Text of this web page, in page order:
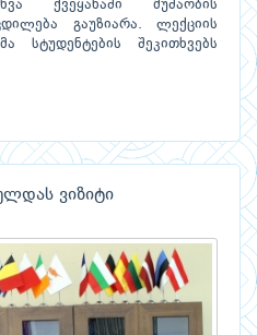
ქვეყანაში მუშაობის
გაუზიარა. ლექციის
სტუდენტების შეკითხვებს
ვიზიტი